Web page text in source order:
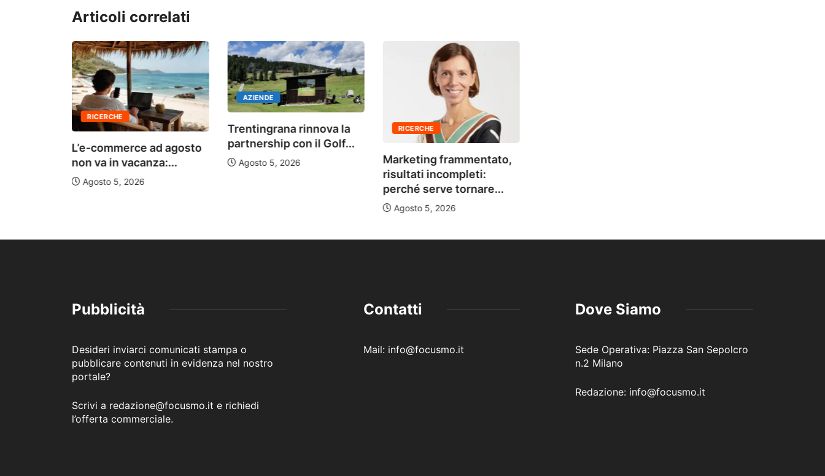
Articoli correlati
RICERCHE
L’e-commerce ad agosto
non va in vacanza:...
Agosto 5, 2026
AZIENDE
Trentingrana rinnova la
partnership con il Golf...
Agosto 5, 2026
RICERCHE
Marketing frammentato,
risultati incompleti:
perché serve tornare...
Agosto 5, 2026
Pubblicità
Desideri inviarci comunicati stampa o
pubblicare contenuti in evidenza nel nostro
portale?
Scrivi a redazione@focusmo.it e richiedi
l’offerta commerciale.
Contatti
Mail: info@focusmo.it
Dove Siamo
Sede Operativa: Piazza San Sepolcro
n.2 Milano
Redazione: info@focusmo.it